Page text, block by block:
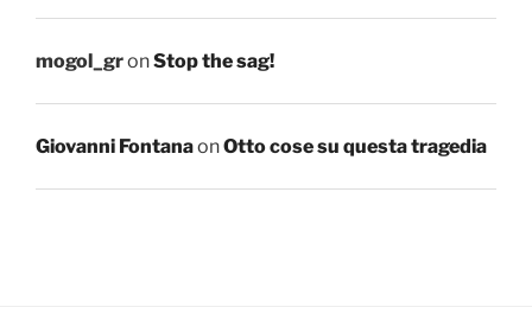
mogol_gronStop the sag!
Giovanni FontanaonOtto cose su questa tragedia